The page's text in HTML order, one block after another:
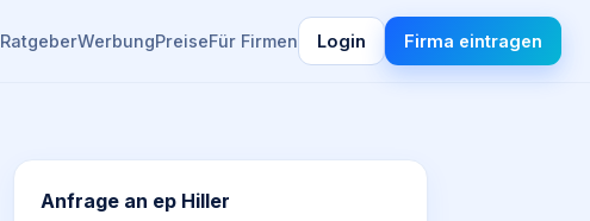
RatgeberWerbungPreiseFür Firmen Login Firma eintragen
Anfrage an ep Hiller